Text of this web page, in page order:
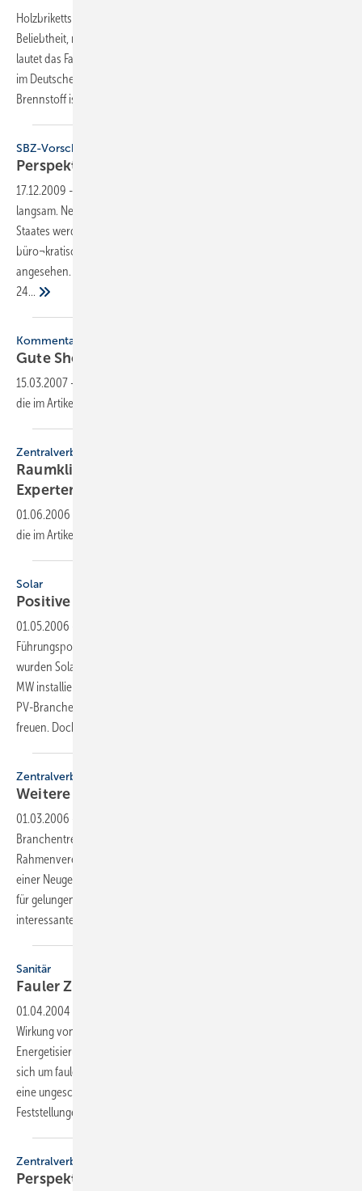
Holzbriketts als Energieträger erfreuen sich immer größerer
Beliebtheit, nun müssen Qualitätsstandards festgelegt werden – so
lautet das Fazit der Fachgruppentagung der Fachgruppe Holzbriketts
im Deutschen Energieholz- und Pellet-Verband DEPV. Als regionaler
Brennstoff ist die
SBZ-Vorschau
Perspektiven für
17.12.2009 -
langsam. Neben den unübersichtlichen Förderbedingungen des
Staates werden von den Anbietern vor allem auch die
büro¬kratischen Hürden der Energieversorger als Markthemmnis
angesehen. Lesen Sie diesen Beitrag in der neuen SBZ-Ausgabe
24...
Kommentar
Gute Show — gute
15.03.2007 -
die im Artikel verlinkte Datei, um auf den Inhalt
Zentralverband
Raumklima
Experten suchen nach
01.06.2006
die im Artikel verlinkte Datei, um auf den Inhalt
Solar
Positive Perspektive mit
01.05.2006
Führungsposi-tion 2005 weiter ausgebaut. Trotz des Siliziummangels
wurden Solarstromanlagen mit einer Gesamtleistung von etwa 600
MW installiert — eine Steigerung von 20 % gegenüber 2004. Und die
PV-Branche konnte sich über einen Umsatz von drei Milliarden Euro
freuen. Doch wird das Wachstum in diesem Tempo
Zentralverband
Weitere Perspektiven
01.03.2006
Branchentreff in der fränkischen Metropole mit Leben. Mit einer
Rahmenvereinbarung für die Zusammenarbeit mit den Dachdeckern,
einer Neugestaltung der Meisterprüfung sowie zahlreichen Beispielen
für gelungene Handwerkskunst gab es für sie eine Menge
interessanter
Sanitär
Fauler Zauber oder neue
01.04.2004
Wirkung von Wasserbehandlungsgeräten nach dem
Energetisierungsverfahren beschäftigt, stellten wir die Frage, ob es
sich um faulen Zauber oder neue Perspektiven handelt. Nachfolgend
eine ungeschminkte Zusammenfassung der Ergebnisse, die auf den
Feststellungen und Aussagen von 35 Probanden
Zentralverband
Perspektiven